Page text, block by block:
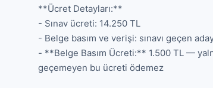
**Ücret Detayları:**
- Sınav ücreti: 14.250 TL
- Belge basım ve verişi: sınavı geçen
- **Belge Basım Ücreti:** 1.500 TL —
geçemeyen bu ücreti ödemez